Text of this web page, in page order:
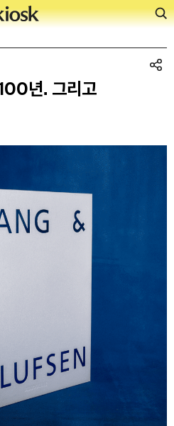
년. 그리고